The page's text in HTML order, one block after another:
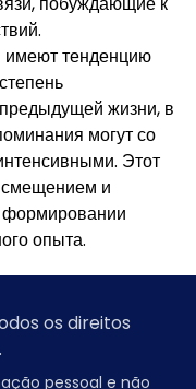
имеют тенденцию
жизни, в
могут со
Этот
и
формировании
опыта.
os direitos
pessoal e não